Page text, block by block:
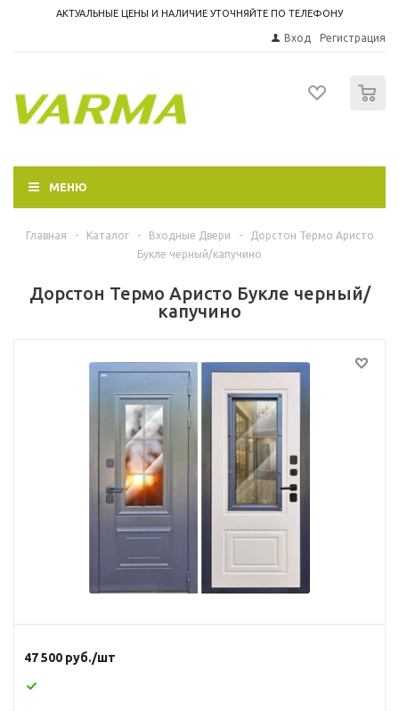
АКТУАЛЬНЫЕ ЦЕНЫ И НАЛИЧИЕ УТОЧНЯЙТЕ ПО ТЕЛЕФОНУ
Вход Регистрация
МЕНЮ
Главная - Каталог - Входные Двери -
Дорстон Термо Аристо
Букле черный/капучино
Дорстон Термо Аристо Букле черный/
капучино
47 500 руб./шт